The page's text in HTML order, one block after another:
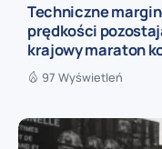
Techniczne
prędkości
krajowy maraton
97 Wyświetleń